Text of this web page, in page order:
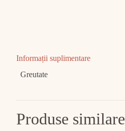
Informații suplimentare
Greutate
Produse similare